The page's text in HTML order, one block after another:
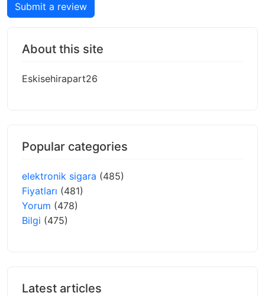
Submit a review
About this site
Eskisehirapart26
Popular categories
elektronik sigara (485)
Fiyatları (481)
Yorum (478)
Bilgi (475)
Latest articles